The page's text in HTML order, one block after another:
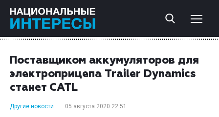
Поставщиком аккумуляторов для
электроприцепа Trailer Dynamics
станет CATL
Другие новости 05 августа 2020 22:51